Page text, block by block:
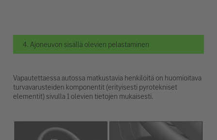
4. Ajoneuvon sisällä olevien pelastaminen
Vapautettaessa autossa matkustavia henkilöitä on huomioitava
turvavarusteiden komponentit (erityisesti pyrotekniset
elementit) sivulla 1 olevien tietojen mukaisesti.